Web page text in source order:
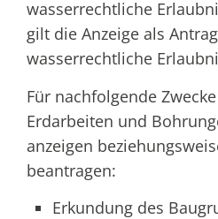
wasserrechtliche
gilt die Anzeige als
wasserrechtliche
Für nachfolgende
Erdarbeiten und
anzeigen
beantragen:
Erkundung des